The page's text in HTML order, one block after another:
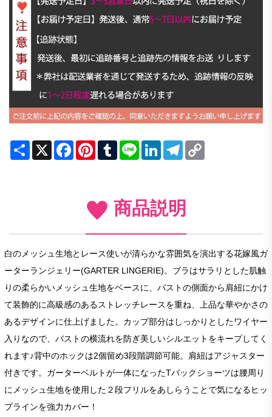
Share X FacebookPinterestTumblrLine LinkedInTelegram
商品説明
白のメッシュ生地とレース使いが清らかな雰囲気を演出する花嫁風ガ
ーターランジェリー(GARTER LINGERIE)。ブラはサラリとした肌触
りの柔らかいメッシュ生地をベースに、バストの側面から肩紐にかけ
て装飾的に高級感のあるストレッチレースを重ね、上品な華やかさの
あるデザインに仕上げました。カップ部分はしっかりとしたワイヤー
入りなので、バストの横流れを防ぎ美しいシルエットをキープしてく
れます♪背中のホックは2個留め3段階調節可能。肩紐はアジャスター
付きです。ガーターベルトが一体になったTバックショーツは腰周り
にメッシュ生地を使用した２段フリルをあしらうことで気になるヒッ
プラインを強力カバー！